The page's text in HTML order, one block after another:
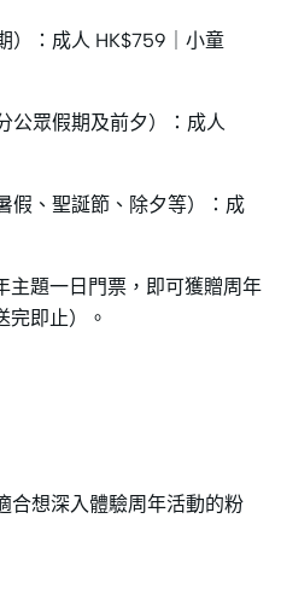
）：成人 HK$759｜小童
公眾假期及前夕）：成人
假、聖誕節、除夕等）：成
主題一日門票，即可獲贈周年
完即止）。
合想深入體驗周年活動的粉